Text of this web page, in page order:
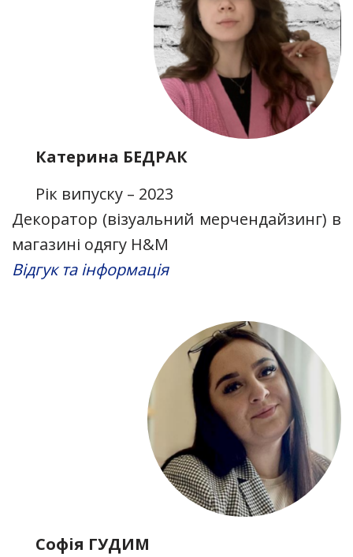
Катерина БЕДРАК
Рік випуску – 2023
Декоратор (візуальний мерчендайзинг) в
магазині одягу H&M
Відгук та інформація
Софія ГУДИМ